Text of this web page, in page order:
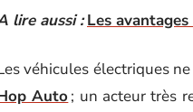
lire aussi : Les
véhicules électriques
Auto ; un acteur très